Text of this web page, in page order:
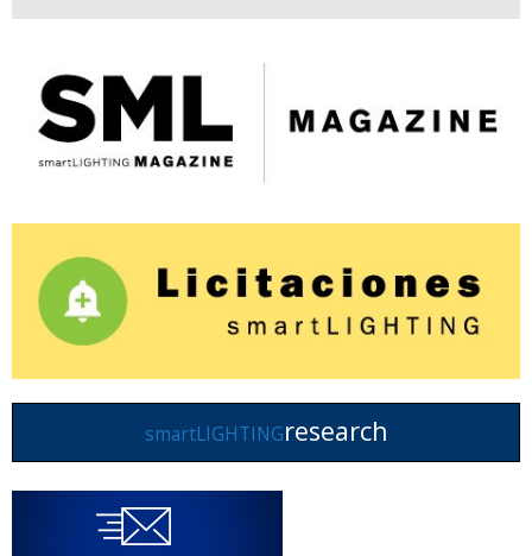
smartLIGHTINGresearch